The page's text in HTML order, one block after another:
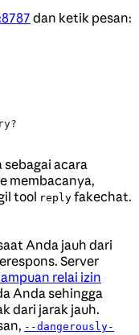
dan ketik pesan:
sebagai acara
membacanya,
tool reply fakechat.
Anda jauh dari
Server
relai izin
Anda sehingga
dari jarak jauh.
--dangerously-